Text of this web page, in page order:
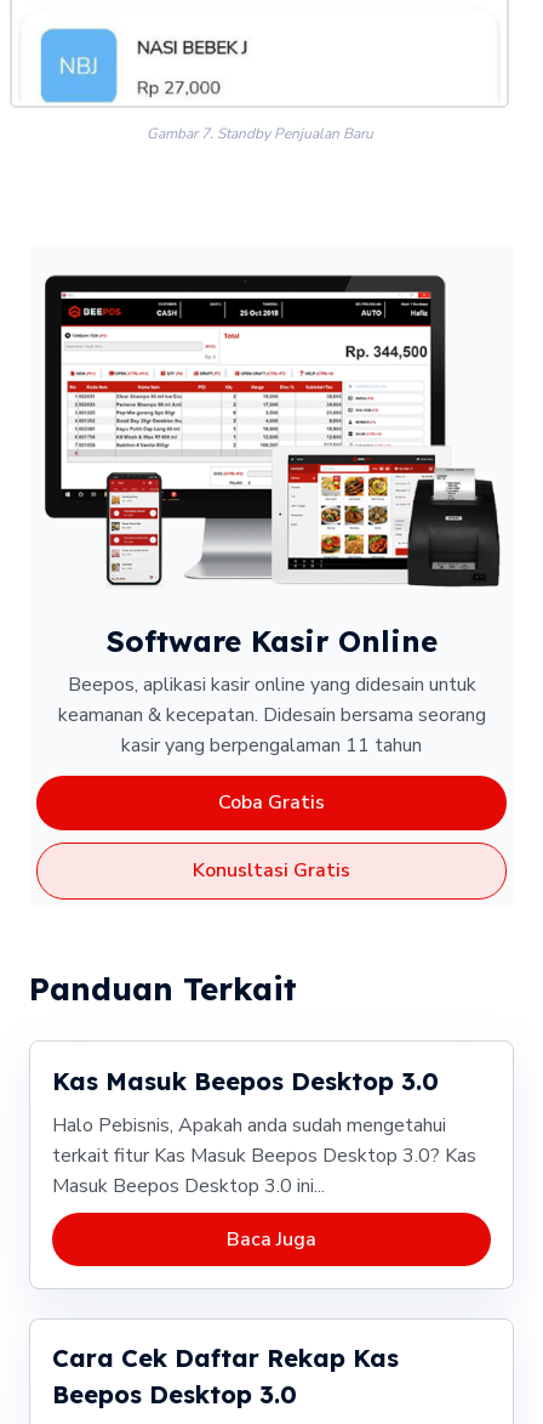
Gambar 7. Standby Penjualan Baru
Software Kasir Online
Beepos, aplikasi kasir online yang didesain untuk
keamanan & kecepatan. Didesain bersama seorang
kasir yang berpengalaman 11 tahun
Coba Gratis
Konusltasi Gratis
Panduan Terkait
Kas Masuk Beepos Desktop 3.0
Halo Pebisnis, Apakah anda sudah mengetahui
terkait fitur Kas Masuk Beepos Desktop 3.0? Kas
Masuk Beepos Desktop 3.0 ini...
Baca Juga
Cara Cek Daftar Rekap Kas
Beepos Desktop 3.0